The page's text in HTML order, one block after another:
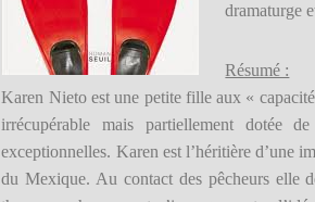
dramaturge
Résumé :
Karen Nieto est une petite fille aux «
irrécupérable mais partiellement dotée
exceptionnelles. Karen est l’héritière d’une
du Mexique. Au contact des pêcheurs elle